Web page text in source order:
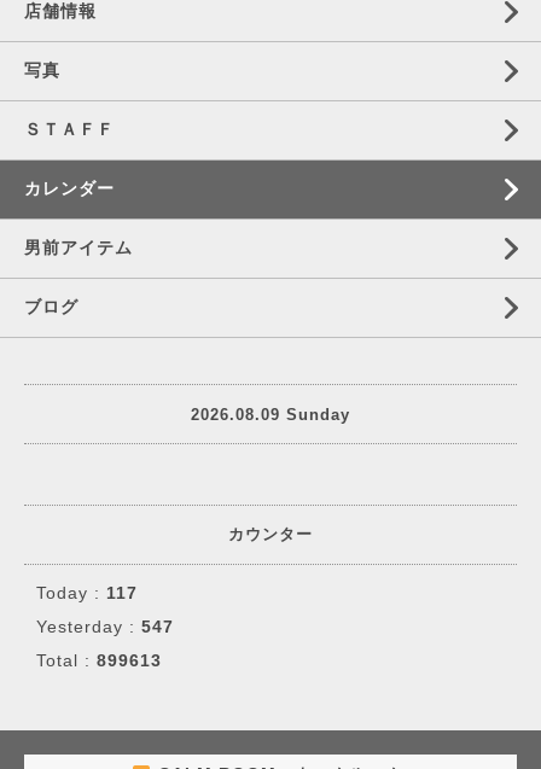
店舗情報
写真
ＳＴＡＦＦ
カレンダー
男前アイテム
ブログ
2026.08.09 Sunday
カウンター
Today : 117
Yesterday : 547
Total : 899613